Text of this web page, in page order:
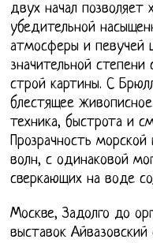
двух начал позволяет
убедительной
атмосферы и певучей
значительной степени
строй картины. С
блестящее
техника, быстрота и
Прозрачность
волн, с одинаковой
сверкающих на воде
Москве, Задолго до
выставок